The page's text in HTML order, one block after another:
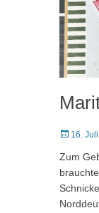
Posted
16.
Zum